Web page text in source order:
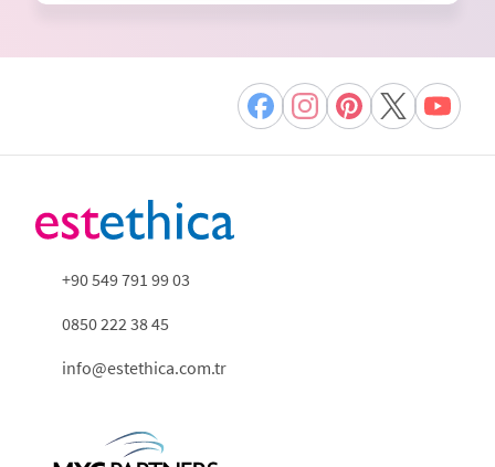
+90 549 791 99 03
0850 222 38 45
info@estethica.com.tr